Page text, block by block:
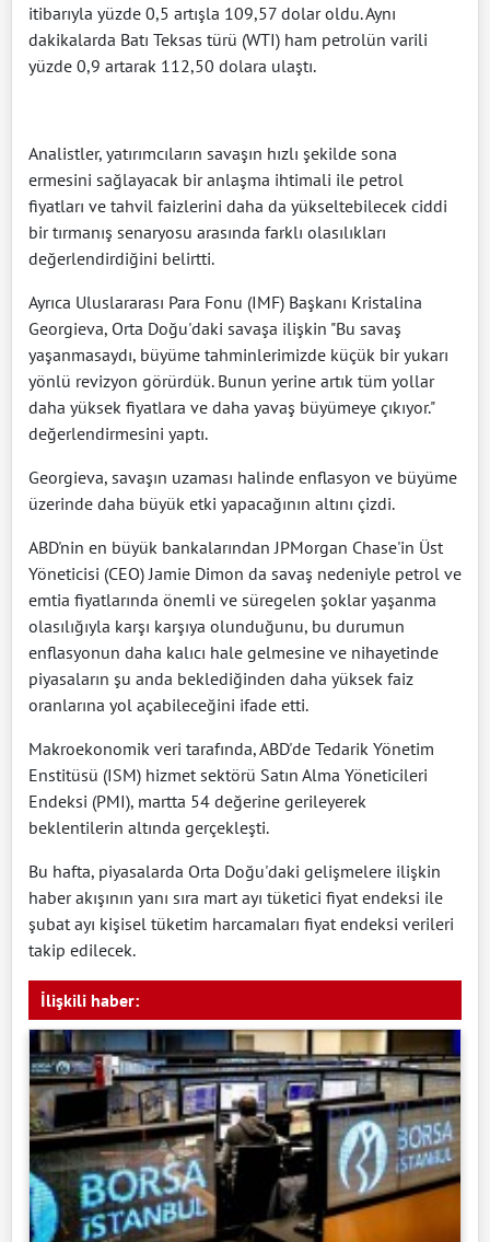
itibarıyla yüzde 0,5 artışla 109,57 dolar oldu. Aynı
dakikalarda Batı Teksas türü (WTI) ham petrolün varili
yüzde 0,9 artarak 112,50 dolara ulaştı.
Analistler, yatırımcıların savaşın hızlı şekilde sona
ermesini sağlayacak bir anlaşma ihtimali ile petrol
fiyatları ve tahvil faizlerini daha da yükseltebilecek ciddi
bir tırmanış senaryosu arasında farklı olasılıkları
değerlendirdiğini belirtti.
Ayrıca Uluslararası Para Fonu (IMF) Başkanı Kristalina
Georgieva, Orta Doğu'daki savaşa ilişkin "Bu savaş
yaşanmasaydı, büyüme tahminlerimizde küçük bir yukarı
yönlü revizyon görürdük. Bunun yerine artık tüm yollar
daha yüksek fiyatlara ve daha yavaş büyümeye çıkıyor."
değerlendirmesini yaptı.
Georgieva, savaşın uzaması halinde enflasyon ve büyüme
üzerinde daha büyük etki yapacağının altını çizdi.
ABD'nin en büyük bankalarından JPMorgan Chase'in Üst
Yöneticisi (CEO) Jamie Dimon da savaş nedeniyle petrol ve
emtia fiyatlarında önemli ve süregelen şoklar yaşanma
olasılığıyla karşı karşıya olunduğunu, bu durumun
enflasyonun daha kalıcı hale gelmesine ve nihayetinde
piyasaların şu anda beklediğinden daha yüksek faiz
oranlarına yol açabileceğini ifade etti.
Makroekonomik veri tarafında, ABD'de Tedarik Yönetim
Enstitüsü (ISM) hizmet sektörü Satın Alma Yöneticileri
Endeksi (PMI), martta 54 değerine gerileyerek
beklentilerin altında gerçekleşti.
Bu hafta, piyasalarda Orta Doğu'daki gelişmelere ilişkin
haber akışının yanı sıra mart ayı tüketici fiyat endeksi ile
şubat ayı kişisel tüketim harcamaları fiyat endeksi verileri
takip edilecek.
İlişkili haber: